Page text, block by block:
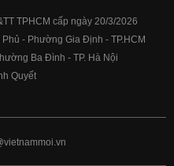
TPHCM cấp ngày 20/3/2026
- Phường Gia Định - TP.HCM
Ba Đình - TP. Hà Nội
Quyết